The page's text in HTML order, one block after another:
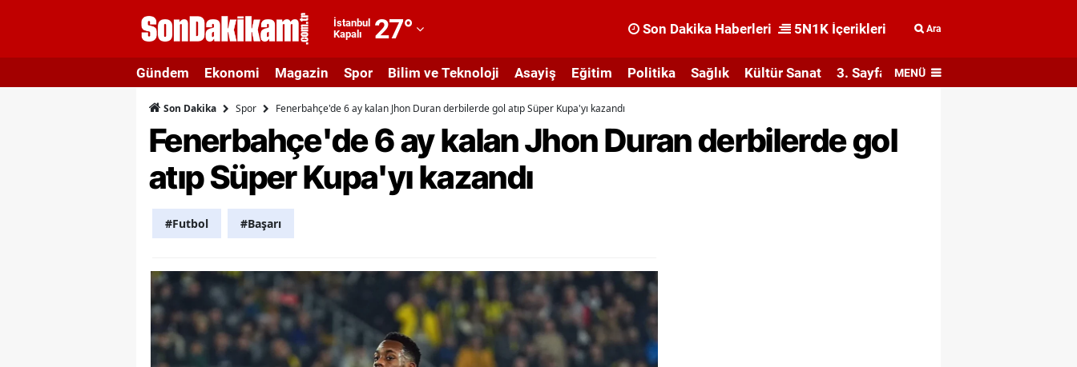
İstanbul
Kapalı
27°
Adıyaman
Afyonkarahisar
Ağrı
Amasya
Artvin
Balıkesir
Son Dakika Haberleri 5N1K İçerikleri Ara
Gündem Ekonomi Magazin Spor Bilim ve Teknoloji Asayiş Eğitim Politika Sağlık Kültür Sanat 3. Sayfa MENÜ
Son Dakika Spor Fenerbahçe'de 6 ay kalan Jhon Duran derbilerde gol atıp Süper Kupa'yı kazandı
Fenerbahçe'de 6 ay kalan Jhon Duran derbilerde gol
atıp Süper Kupa'yı kazandı
#Futbol #Başarı